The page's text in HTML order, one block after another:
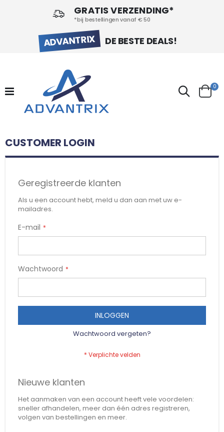
GRATIS VERZENDING*
*bij bestellingen vanaf € 50
ADVANTRIX DE BESTE DEALS!
Search
Cart
0
CUSTOMER LOGIN
Geregistreerde klanten
Als u een account hebt, meld u dan aan met uw e-
mailadres.
E-mail
Wachtwoord
INLOGGEN
Wachtwoord vergeten?
Nieuwe klanten
Het aanmaken van een account heeft vele voordelen:
sneller afhandelen, meer dan één adres registreren,
volgen van bestellingen en meer.